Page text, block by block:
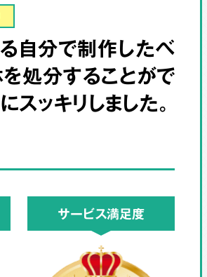
自分で制作したベ
処分することがで
ッキリしました。
サービス満足度